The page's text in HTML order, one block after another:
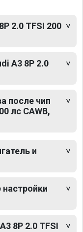
2.0 TFSI 200
A3 8P 2.0
после чип
лс CAWB,
и
8P 2.0 TFSI